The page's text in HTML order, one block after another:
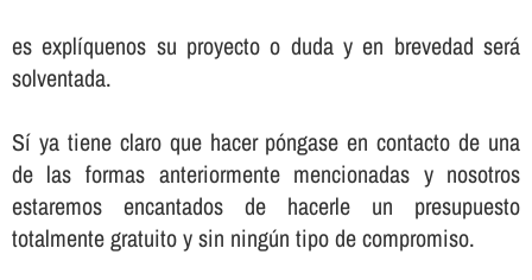
es explíquenos su proyecto o duda y en brevedad será
solventada.
Sí ya tiene claro que hacer póngase en contacto de una
de las formas anteriormente mencionadas y nosotros
estaremos encantados de hacerle un presupuesto
totalmente gratuito y sin ningún tipo de compromiso.